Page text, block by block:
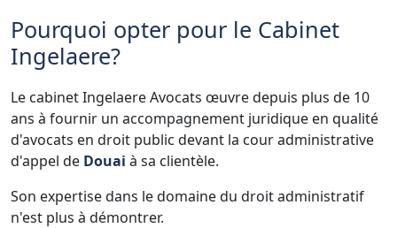
Pourquoi opter pour le Cabinet
Ingelaere?
Le cabinet Ingelaere Avocats œuvre depuis plus de 10
ans à fournir un accompagnement juridique en qualité
d'avocats en droit public devant la cour administrative
d'appel de Douai à sa clientèle.
Son expertise dans le domaine du droit administratif
n'est plus à démontrer.